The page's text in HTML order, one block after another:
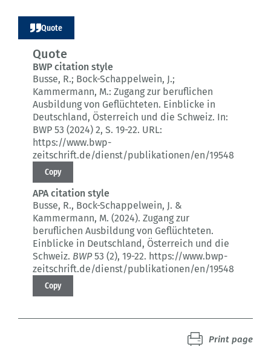
Quote
Quote
BWP citation style
Busse, R.; Bock-Schappelwein, J.;
Kammermann, M.: Zugang zur beruflichen
Ausbildung von Geflüchteten. Einblicke in
Deutschland, Österreich und die Schweiz. In:
BWP 53 (2024) 2, S. 19-22. URL:
https://www.bwp-
zeitschrift.de/dienst/publikationen/en/19548
Copy
APA citation style
Busse, R., Bock-Schappelwein, J. &
Kammermann, M. (2024). Zugang zur
beruflichen Ausbildung von Geflüchteten.
Einblicke in Deutschland, Österreich und die
Schweiz. BWP53 (2), 19-22. https://www.bwp-
zeitschrift.de/dienst/publikationen/en/19548
Copy
Print page